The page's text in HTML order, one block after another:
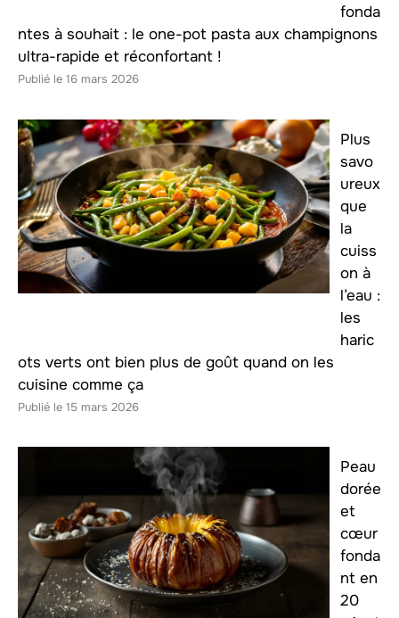
fonda
ntes à souhait : le one-pot pasta aux champignons
ultra-rapide et réconfortant !
16 mars 2026
Plus
savo
ureux
que
la
cuiss
on à
l’eau :
les
haric
ots verts ont bien plus de goût quand on les
cuisine comme ça
15 mars 2026
Peau
dorée
et
cœur
fonda
nt en
20